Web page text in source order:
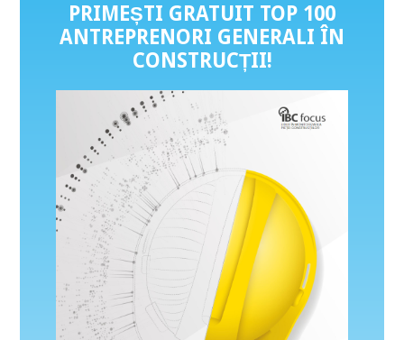
PRIMEȘTI GRATUIT TOP 100
ANTREPRENORI GENERALI ÎN
CONSTRUCȚII!